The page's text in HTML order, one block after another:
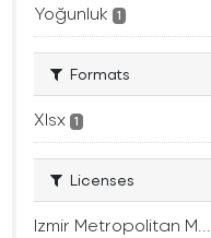
Yoğunluk 1
Formats
Xlsx 1
Licenses
Izmir Metropolitan M...